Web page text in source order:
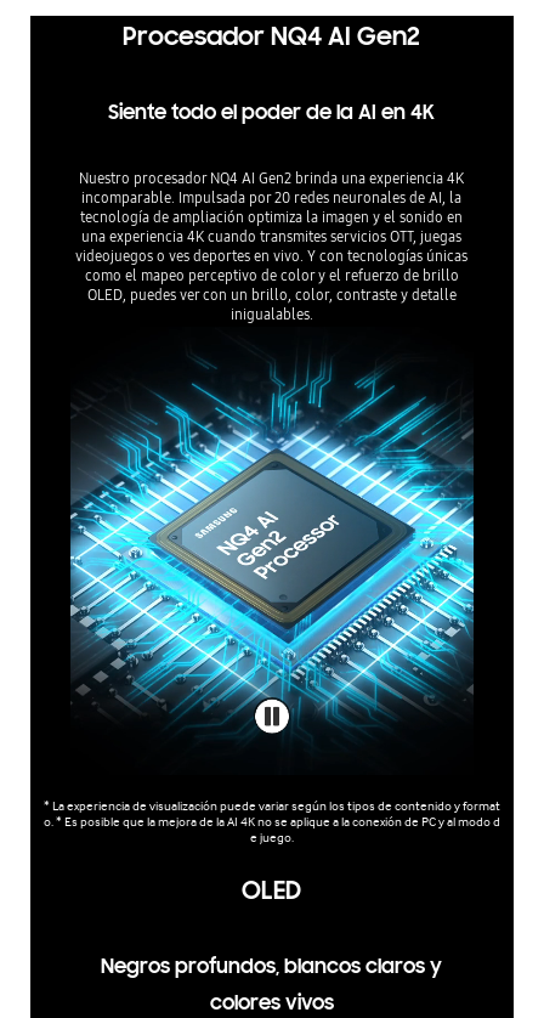
Procesador NQ4 AI Gen2
Siente todo el poder de la AI en 4K
Nuestro procesador NQ4 AI Gen2 brinda una experiencia 4K
incomparable. Impulsada por 20 redes neuronales de AI, la
tecnología de ampliación optimiza la imagen y el sonido en
una experiencia 4K cuando transmites servicios OTT, juegas
videojuegos o ves deportes en vivo. Y con tecnologías únicas
como el mapeo perceptivo de color y el refuerzo de brillo
OLED, puedes ver con un brillo, color, contraste y detalle
inigualables.
* La experiencia de visualización puede variar según los tipos de contenido y format
o. * Es posible que la mejora de la AI 4K no se aplique a la conexión de PC y al modo d
e juego.
OLED
Negros profundos, blancos claros y
colores vivos